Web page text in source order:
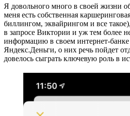
Я довольного много в своей жизни
меня есть собственная
биллингом, эквайрингом и все
в запросе Виктории и уж тем более
информацию в своем интернет-банке
Яндекс.Деньги, о них речь пойдет
довелось сыграть ключевую роль в